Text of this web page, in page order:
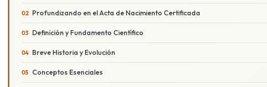
Profundizando en el Acta de Nacimiento Certificada
Definición y Fundamento Científico
Breve Historia y Evolución
Conceptos Esenciales